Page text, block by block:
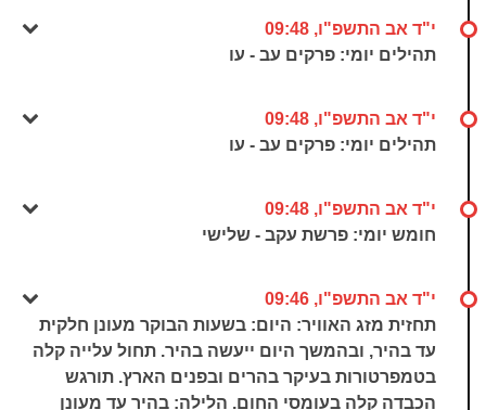
י"ד אב התשפ"ו, 09:48
תהילים יומי: פרקים עב - עו
י"ד אב התשפ"ו, 09:48
תהילים יומי: פרקים עב - עו
י"ד אב התשפ"ו, 09:48
חומש יומי: פרשת עקב - שלישי
י"ד אב התשפ"ו, 09:46
תחזית מזג האוויר: היום: בשעות הבוקר מעונן חלקית
עד בהיר, ובהמשך היום ייעשה בהיר. תחול עלייה קלה
בטמפרטורות בעיקר בהרים ובפנים הארץ. תורגש
הכבדה קלה בעומסי החום. הלילה: בהיר עד מעונן